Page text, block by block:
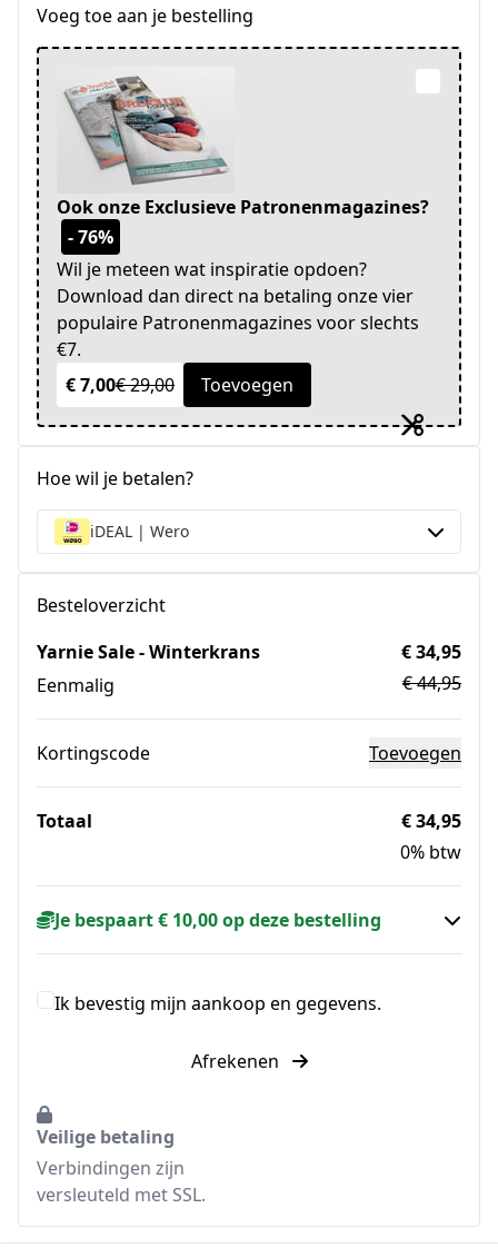
Voeg toe aan je bestelling
Ook onze Exclusieve Patronenmagazines?
- 76%
Wil je meteen wat inspiratie opdoen?
Download dan direct na betaling onze vier
populaire Patronenmagazines voor slechts
€7.
€ 7,00€ 29,00 Toevoegen
Hoe wil je betalen?
iDEAL | Wero
Besteloverzicht
Yarnie Sale - Winterkrans
Eenmalig
€ 34,95
€ 44,95
Kortingscode Toevoegen
Totaal
€ 34,95
0% btw
Je bespaart € 10,00 op deze bestelling
Ik bevestig mijn aankoop en gegevens.
Afrekenen
Veilige betaling
Verbindingen zijn
versleuteld met SSL.